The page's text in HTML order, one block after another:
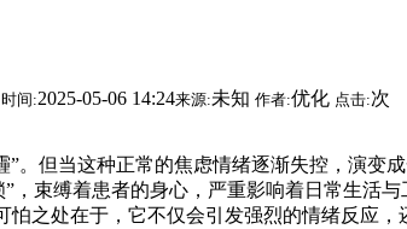
时间:2025-05-06 14:24来源:未知 作者:优化 点击:次
但当这种正常的焦虑情绪逐渐失控，演变
束缚着患者的身心，严重影响着日常生活
之处在于，它不仅会引发强烈的情绪反应